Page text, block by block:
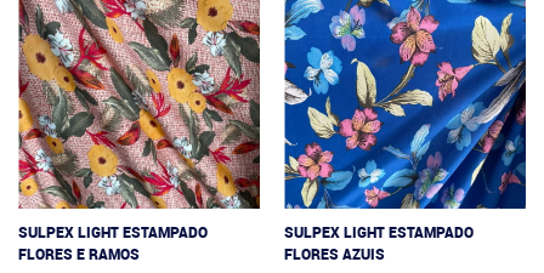
SULPEX LIGHT ESTAMPADO
FLORES E RAMOS
SULPEX LIGHT ESTAMPADO
FLORES AZUIS